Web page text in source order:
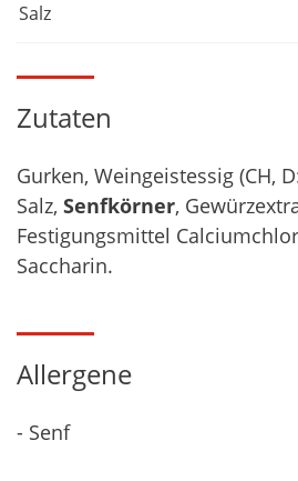
Salz
Zutaten
Gurken, Weingeistessig (CH,
Salz, Senfkörner,
Festigungsmittel
Saccharin.
Allergene
- Senf